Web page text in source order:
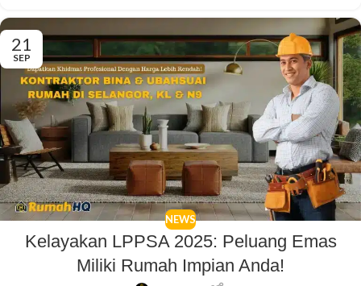
21
SEP
NEWS
Kelayakan LPPSA 2025: Peluang Emas
Miliki Rumah Impian Anda!